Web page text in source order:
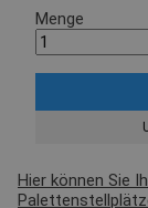
Menge
Hier können Sie